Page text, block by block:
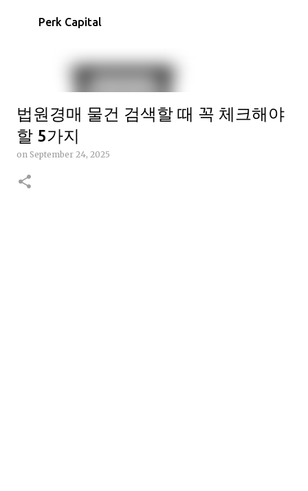
Perk Capital
법원경매 물건 검색할 때 꼭 체크해야
할 5가지
on September 24, 2025